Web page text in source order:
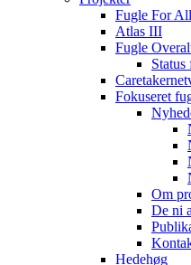
Fugle For
Atlas III
Fugle
Fokuseret
Om
De ni
Hedehøg